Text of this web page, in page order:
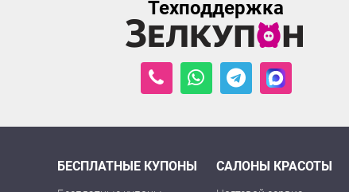
Техподдержка
БЕСПЛАТНЫЕ КУПОНЫ САЛОНЫ КРАСОТЫ